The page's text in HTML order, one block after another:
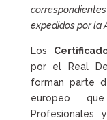
expedidos por la
Los
por el Real
forman parte
europeo
Profesionales